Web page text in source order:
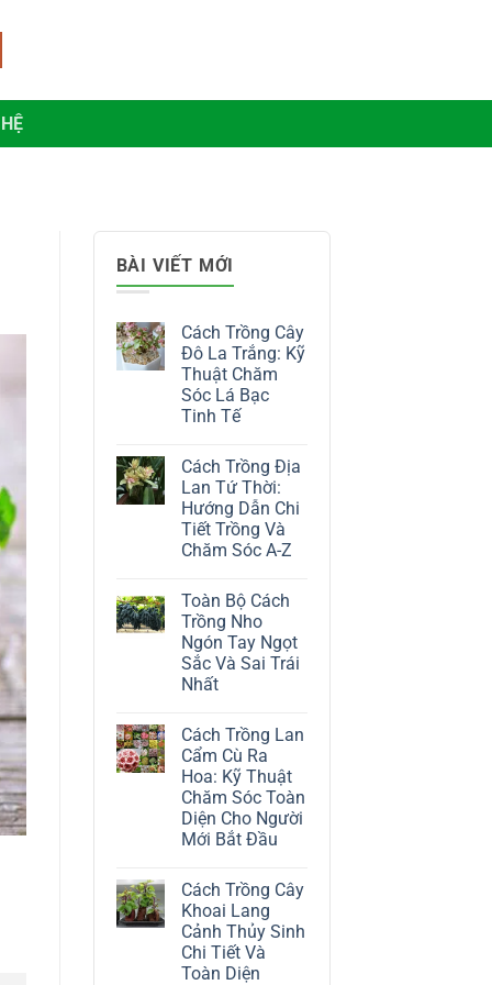
BÀI VIẾT MỚI
Cách Trồng Cây
Đô La Trắng: Kỹ
Thuật Chăm
Sóc Lá Bạc
Tinh Tế
bình
luận
ở
Cách
Trồng
Cây
Đô
Kỹ
Thuật
Chăm
Sóc
Lá
Bạc
Tinh
Cách Trồng Địa
Lan Tứ Thời:
Hướng Dẫn Chi
Tiết Trồng Và
Chăm Sóc A-Z
bình
luận
Cách
Trồng
Địa
Lan
Hướng
Dẫn
Chi
Tiết
Trồng
Và
Chăm
Sóc
A-
Toàn Bộ Cách
Trồng Nho
Ngón Tay Ngọt
Sắc Và Sai Trái
Nhất
bình
luận
ở
Toàn
Bộ
Cách
Trồng
Nho
Ngón
Sắc
Và
Sai
Trái
Nhất
Cách Trồng Lan
Cẩm Cù Ra
Hoa: Kỹ Thuật
Chăm Sóc Toàn
Diện Cho Người
Mới Bắt Đầu
bình
luận
ở
Cách
Trồng
Lan
Cẩm
Cách Trồng Cây
Khoai Lang
Cảnh Thủy Sinh
Chi Tiết Và
Toàn Diện